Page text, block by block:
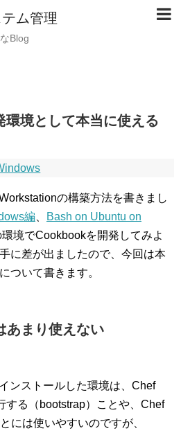
ム管理
Blog
境として本当に使える
の構築方法を書きまし
編
Bash on Ubuntu on
境でCookbookを開発してみよ
に差が出ましたので、今回は本
ついて書きます。
まり使えない
ンストールした環境は、Chef
する（bootstrap）ことや、Chef
には使いやすいのですが、